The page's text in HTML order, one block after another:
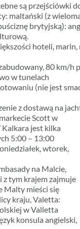
są przejściówki
maltański (z
brytyjską):
hoteli,
80 km/h
w tunelach
(nie jest
z dostawą na
Scott w
jest kilka
5:00 – 13:00
wtorek,
na Malcie,
tym krajem zajmuje
Malty mieści się
kraju, Valetta:
w Valletta
konsula angielski,